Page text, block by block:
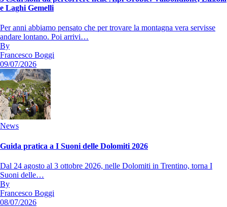
e Laghi Gemelli
Per anni abbiamo pensato che per trovare la montagna vera servisse
andare lontano. Poi arrivi…
By
Francesco Boggi
09/07/2026
News
Guida pratica a I Suoni delle Dolomiti 2026
Dal 24 agosto al 3 ottobre 2026, nelle Dolomiti in Trentino, torna I
Suoni delle…
By
Francesco Boggi
08/07/2026